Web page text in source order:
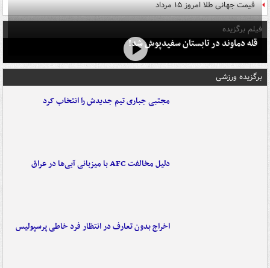
قیمت جهانی طلا امروز ۱۵ مرداد
فیلم برگزیده
قله دماوند در تابستان سفیدپوش شد!
برگزیده ورزشی
مجتبی جباری تیم جدیدش را انتخاب کرد
دلیل مخالفت AFC با میزبانی آبی‌ها در عراق
اخراج بدون تعارف در انتظار فرد خاطی پرسپولیس